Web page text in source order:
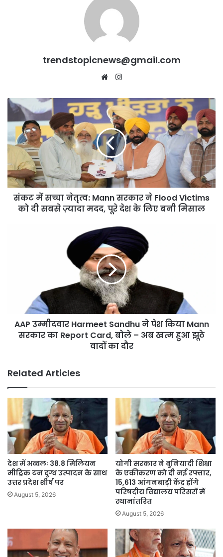
trendstopicnews@gmail.com
Website
संकट
सच्चा
नेतृत्व:
Mann
सरकार
ने
Flood
Victims
संकट में सच्चा नेतृत्व: Mann सरकार ने Flood Victims
को दी सबसे ज़्यादा मदद, पूरे देश के लिए बनी मिसाल
Report
अब
खत्म
हुआ
का
दौर
AAP उम्मीदवार Harmeet Sandhu ने पेश किया Mann
सरकार का Report Card, बोले – अब खत्म हुआ झूठे
वादों का दौर
Related Articles
देश में अव्वलः 38.8 मिलियन
मीट्रिक टन दुग्ध उत्पादन के साथ
उत्तर प्रदेश शीर्ष पर
August 5, 2026
योगी सरकार ने बुनियादी शिक्षा
के एकीकरण को दी नई रफ्तार,
15,613 आंगनबाड़ी केंद्र होंगे
परिषदीय विद्यालय परिसरों में
स्थानांतरित
August 5, 2026